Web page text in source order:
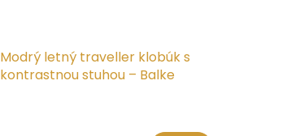
Modrý letný traveller klobúk s
kontrastnou stuhou – Balke